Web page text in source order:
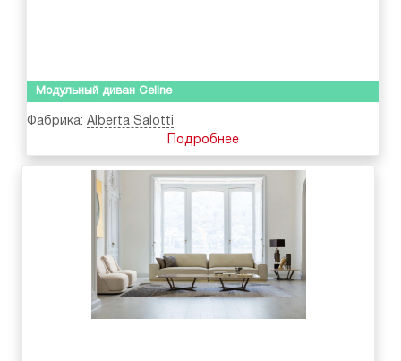
Модульный диван Celine
Фабрика: Alberta Salotti
Подробнее